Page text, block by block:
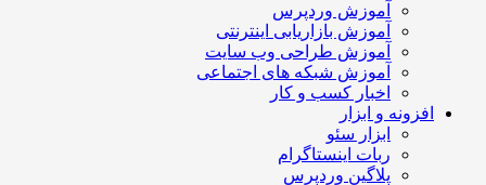
آموزش وردپرس
آموزش بازاریابی اینترنتی
آموزش طراحی وب سایت
آموزش شبکه های اجتماعی
اخبار کسب و کار
افزونه و ابزار
ابزار سئو
ربات اینستاگرام
پلاگین وردپرس